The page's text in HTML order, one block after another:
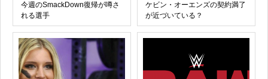
今週のSmackDown復帰が噂さ
れる選手
ケビン・オーエンズの契約満了
が近づいている？